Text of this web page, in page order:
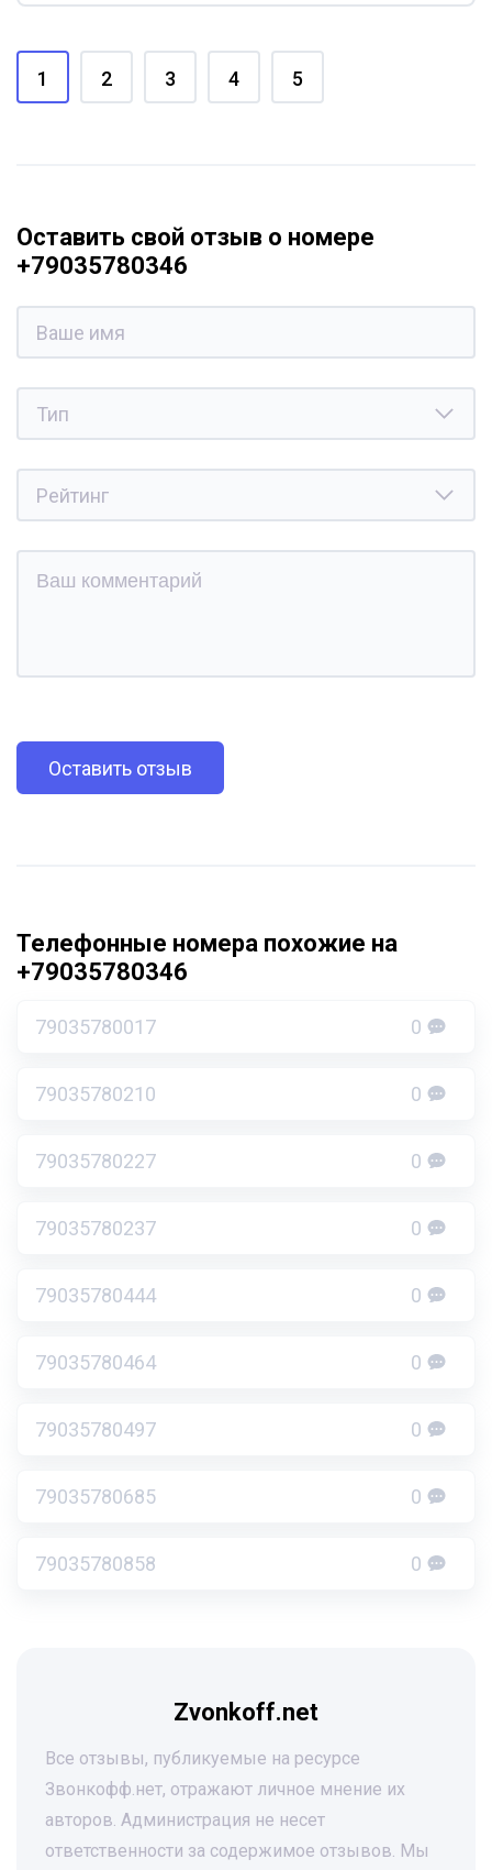
1 2 3 4 5
Оставить свой отзыв о номере
+79035780346
Оставить отзыв
Телефонные номера похожие на
+79035780346
79035780017 0
79035780210 0
79035780227 0
79035780237 0
79035780444 0
79035780464 0
79035780497 0
79035780685 0
79035780858 0
Zvonkoff.net
Все отзывы, публикуемые на ресурсе
Звонкофф.нет, отражают личное мнение их
авторов. Администрация не несет
ответственности за содержимое отзывов. Мы